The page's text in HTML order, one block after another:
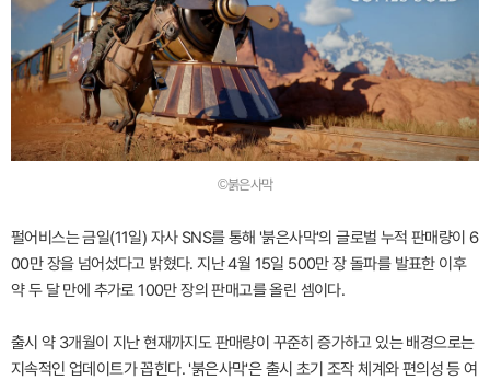
©붉은사막
펄어비스는 금일(11일) 자사 SNS를 통해 '붉은사막'의 글로벌 누적 판매량이 6
00만 장을 넘어섰다고 밝혔다. 지난 4월 15일 500만 장 돌파를 발표한 이후
약 두 달 만에 추가로 100만 장의 판매고를 올린 셈이다.
출시 약 3개월이 지난 현재까지도 판매량이 꾸준히 증가하고 있는 배경으로는
지속적인 업데이트가 꼽힌다. '붉은사막'은 출시 초기 조작 체계와 편의성 등 여